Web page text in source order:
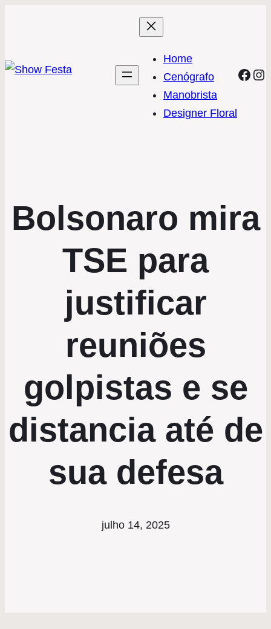
Home
Cenógrafo
Manobrista
Designer Floral
Bolsonaro mira
TSE para
justificar
reuniões
golpistas e se
distancia até de
sua defesa
julho 14, 2025